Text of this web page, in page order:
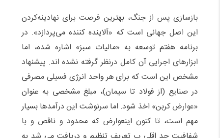
بازسازی پس از جنگ، بهترین فرصت برای نهادینه‌کردن
این اصل جهانی است که «آلاینده کننده می‌پردازد». در
برنامه هفتم توسعه به «مالیات سبز» اشاره شده، اما
ابزارهای اجرایی آن کامل درنظر گرفته نشده اند. پیشنهاد
مشخص این است که برای هر واحد انرژی فسیلی مصرفی
در صنایع (از فولاد تا سیمان)، مبلغ مشخصی به عنوان
«عوارض کربن» اخذ شود. اما سرنوشت این درآمدها بسیار
مهم است، تا کنون اینعوارض که محدود و ناقص و با